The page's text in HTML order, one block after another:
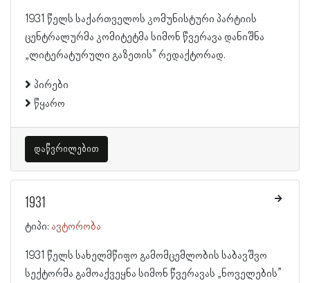
1931 წელს საქართველოს კომუნისტური პარტიის
ცენტრალურმა კომიტეტმა სიმონ წვერავა დანიშნა
„ლიტერატურული გაზეთის” რედაქტორად.
პირები
წყარო
დაწვრილებით
1931
ტიპი: ავტორობა
1931 წელს სახელმწიფო გამომცემლობის საბავშვო
სექტორმა გამოაქვეყნა სიმონ წვერავას „ნოველების”